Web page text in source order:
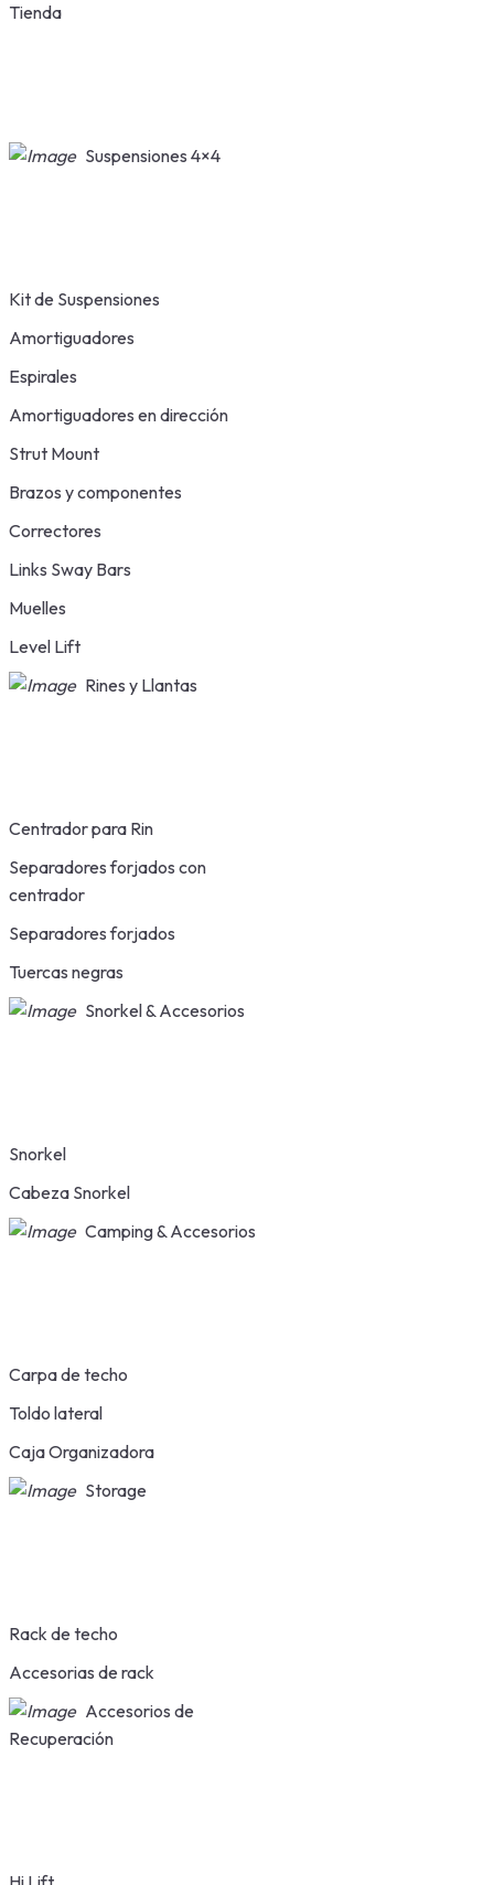
Tienda
Suspensiones 4×4
Kit de Suspensiones
Amortiguadores
Espirales
Amortiguadores en dirección
Strut Mount
Brazos y componentes
Correctores
Links Sway Bars
Muelles
Level Lift
Rines y Llantas
Centrador para Rin
Separadores forjados con
centrador
Separadores forjados
Tuercas negras
Snorkel & Accesorios
Snorkel
Cabeza Snorkel
Camping & Accesorios
Carpa de techo
Toldo lateral
Caja Organizadora
Storage
Rack de techo
Accesorias de rack
Accesorios de
Recuperación